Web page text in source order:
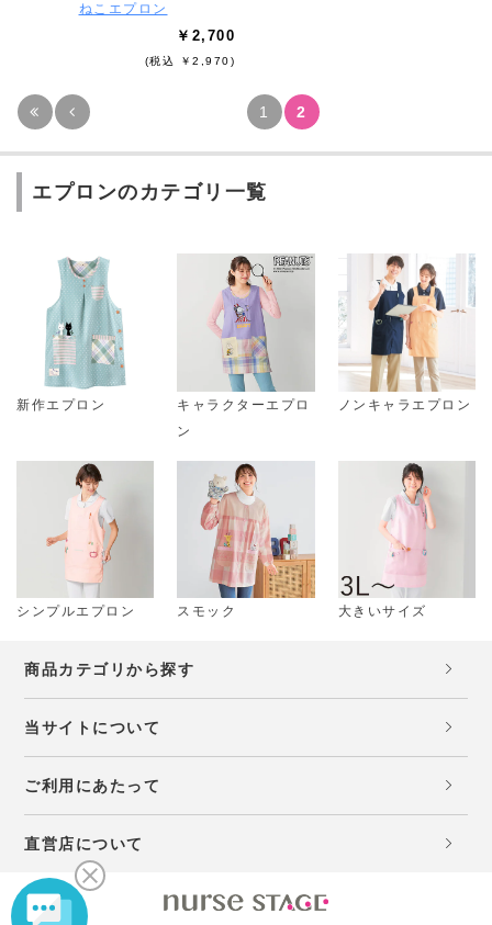
ねこエプロン
￥2,700
(税込 ￥2,970)
1 2
エプロンのカテゴリ一覧
新作エプロン
キャラクターエプロ
ン
ノンキャラエプロン
シンプルエプロン スモック 大きいサイズ
商品カテゴリから探す
当サイトについて
ご利用にあたって
直営店について